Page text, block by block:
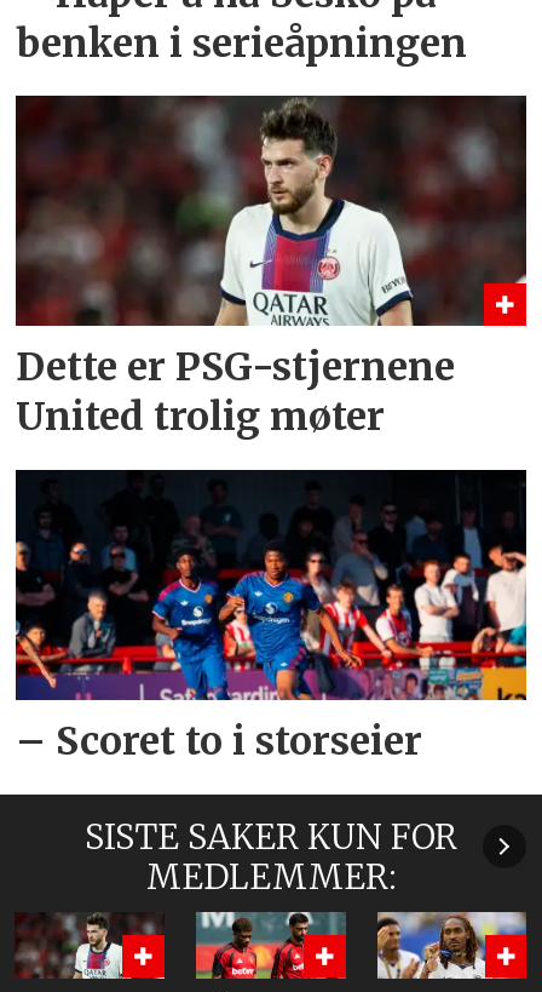
benken i serieåpningen
Dette er PSG-stjernene
United trolig møter
– Scoret to i storseier
SISTE SAKER KUN FOR
MEDLEMMER: